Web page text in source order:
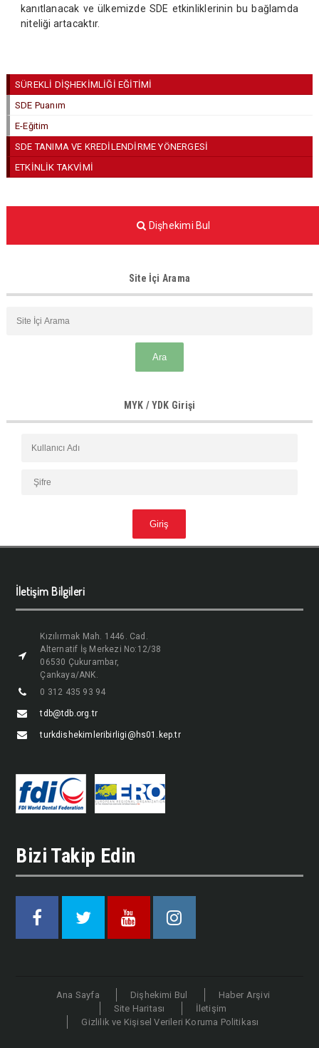
kanıtlanacak ve ülkemizde SDE etkinliklerinin bu bağlamda
niteliği artacaktır.
SÜREKLİ DİŞHEKİMLİĞİ EĞİTİMİ
SDE Puanım
E-Eğitim
SDE TANIMA VE KREDİLENDİRME YÖNERGESİ
ETKİNLİK TAKVİMİ
Dişhekimi Bul
Site İçi Arama
MYK / YDK Girişi
İletişim Bilgileri
Kızılırmak Mah. 1446. Cad.
Alternatif İş Merkezi No:12/38
06530 Çukurambar,
Çankaya/ANK.
0 312 435 93 94
tdb@tdb.org.tr
turkdishekimleribirligi@hs01.kep.tr
Bizi Takip Edin
Facebook Twitter Youtube Instagram
Ana Sayfa Dişhekimi Bul
Haber Arşivi
Site Haritası
İletişim
Gizlilik ve Kişisel Verileri Koruma Politikası